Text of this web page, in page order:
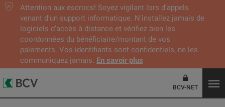
Attention aux escrocs! Soyez vigilant lors d’appels
venant d'un support informatique. N’installez jamais de
logiciels d’accès à distance et vérifiez bien les
coordonnées du bénéficiaire/montant de vos
paiements. Vos identifiants sont confidentiels, ne les
communiquez jamais. En savoir plus
BCV-NET